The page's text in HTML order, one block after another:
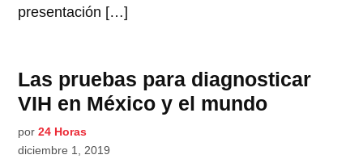
presentación […]
Las pruebas para diagnosticar
VIH en México y el mundo
por 24 Horas
diciembre 1, 2019